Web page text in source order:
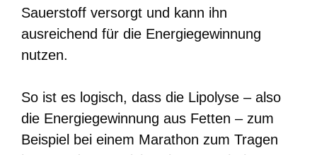
Sauerstoff versorgt und kann ihn
ausreichend für die Energiegewinnung
nutzen.
So ist es logisch, dass die Lipolyse – also
die Energiegewinnung aus Fetten – zum
Beispiel bei einem Marathon zum Tragen